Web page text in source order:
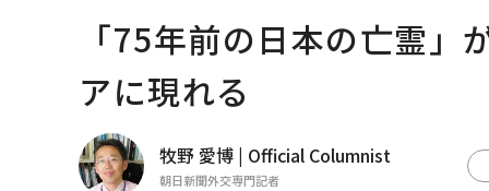
「75年前の日本の亡霊
アに現れる
牧野 愛博 | Official Columnist
朝日新聞外交専門記者